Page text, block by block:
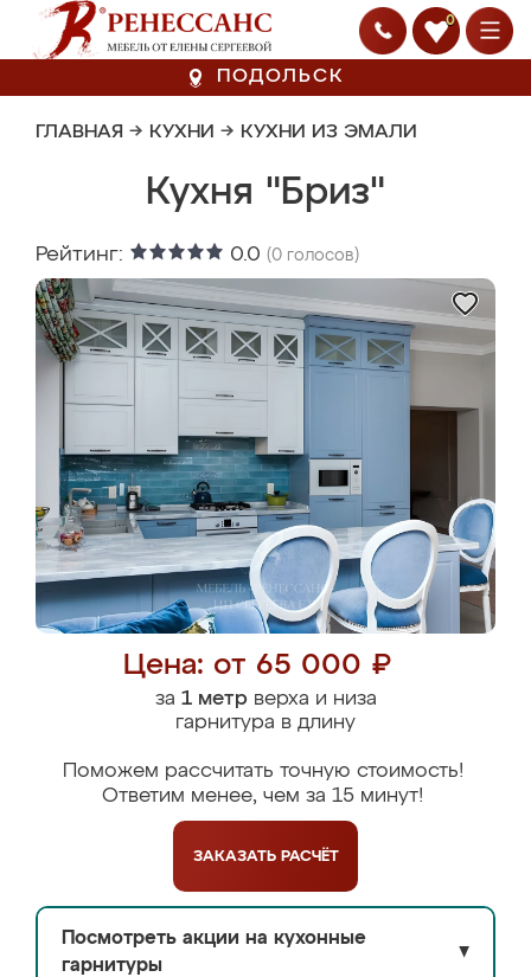
0
ПОДОЛЬСК
ГЛАВНАЯ → КУХНИ → КУХНИ ИЗ ЭМАЛИ
Кухня "Бриз"
Рейтинг: 0.0 (0 голосов)
Цена: от 65 000 ₽
за 1 метрверха и низа
гарнитура в длину
Поможем рассчитать точную стоимость!
Ответим менее, чем за 15 минут!
ЗАКАЗАТЬ РАСЧЁТ
Посмотреть акции на кухонные
гарнитуры
▼